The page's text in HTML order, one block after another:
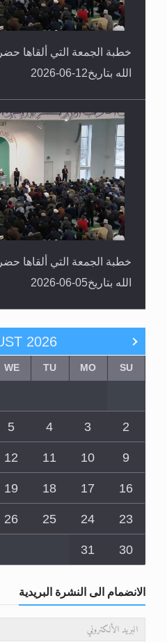
خطبة الجمعة التي ألقاها
الله بتاريخ12-06-2026
خطبة الجمعة التي ألقاها
الله بتاريخ05-06-2026
2026
SU
MO
TU
WE
2
3
4
5
9
10
11
12
16
17
18
19
23
24
25
26
30
31
الانضمام الى النشرة البريدية